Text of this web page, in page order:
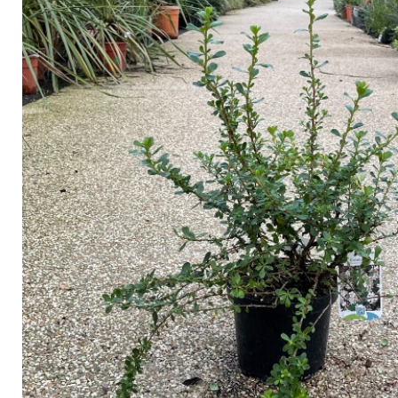
Arbustes de terre de bruyère
Plantes Grimpantes
Arbres fruitiers
Conifères
Plantes méditerranéennes et exotiques
Rosiers
Plantes
Plantes
Plantes
Plantes
Plantes
Plantes
Plantes
Lavande